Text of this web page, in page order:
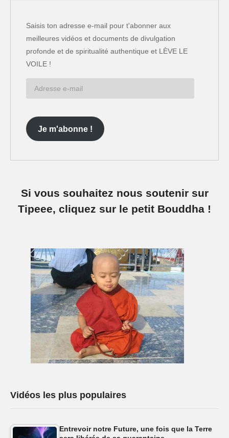
Saisis ton adresse e-mail pour t'abonner aux
meilleures vidéos et documents de divulgation
profonde et de spiritualité authentique et LÈVE LE
VOILE !
Je m'abonne !
Si vous souhaitez nous soutenir sur
Tipeee, cliquez sur le petit Bouddha !
Vidéos les plus populaires
Entrevoir notre Future, une fois que la Terre